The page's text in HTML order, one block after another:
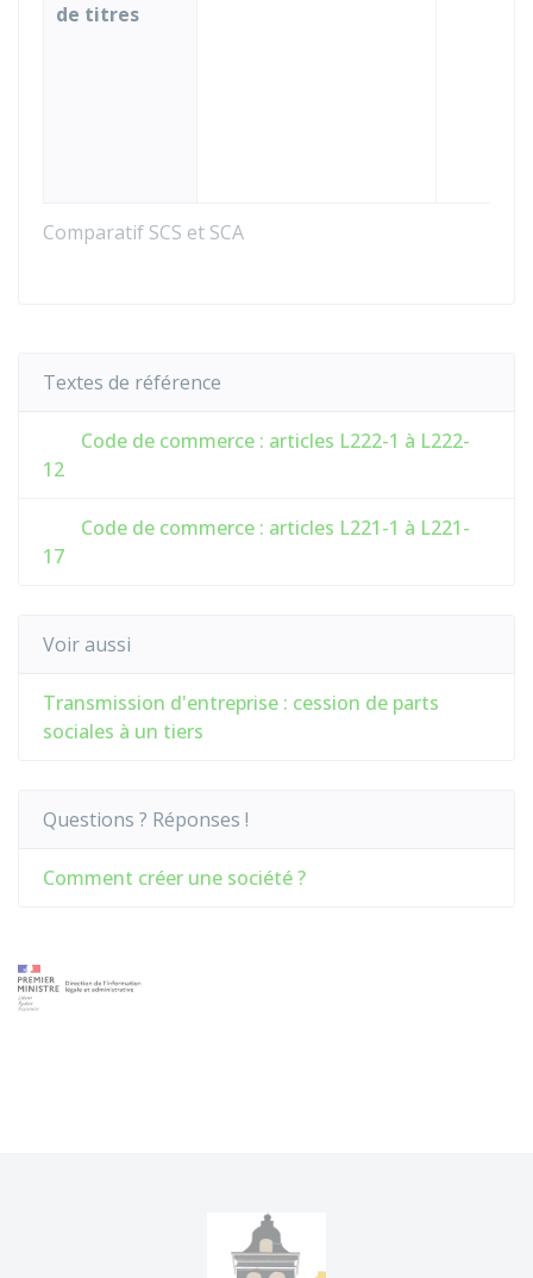
Comparatif SCS et SCA
de titres
Textes de référence
Code de commerce : articles L222-1 à L222-
12
Code de commerce : articles L221-1 à L221-
17
Voir aussi
Transmission d'entreprise : cession de parts
sociales à un tiers
Questions ? Réponses !
Comment créer une société ?